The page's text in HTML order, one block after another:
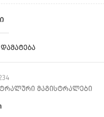
ᲛᲐᲒᲘᲡᲢᲠᲐᲚᲔᲑᲘ